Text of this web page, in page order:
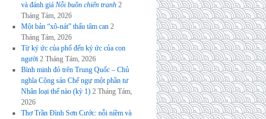
và đánh giá Nỗi buồn chiến tranh 2
Tháng Tám, 2026
Một bản “xô-nát” thấu tâm can 2
Tháng Tám, 2026
Từ ký ức của phố đến ký ức của con
người 2 Tháng Tám, 2026
Bình minh đỏ trên Trung Quốc – Chủ
nghĩa Cộng sản Chế ngự một phần tư
Nhân loại thế nào (kỳ 1) 2 Tháng Tám,
2026
Thơ Trần Đình Sơn Cước: nỗi niềm và